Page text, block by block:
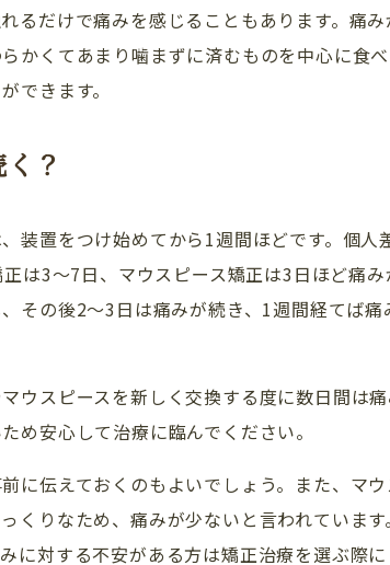
るだけで痛みを感じることもあります。痛
かくてあまり噛まずに済むものを中心に食
できます。
？
装置をつけ始めてから1週間ほどです。 個人
は3〜7日、マウスピース矯正は3日ほど痛
その後2〜3日は痛みが続き、1週間経てば
ウスピースを新しく交換する度に数日間は
め安心して治療に臨んでください。
に伝えておくのもよいでしょう。 また、マ
くりなため、痛みが少ないと言われていま
に対する不安がある方は矯正治療を選ぶ際